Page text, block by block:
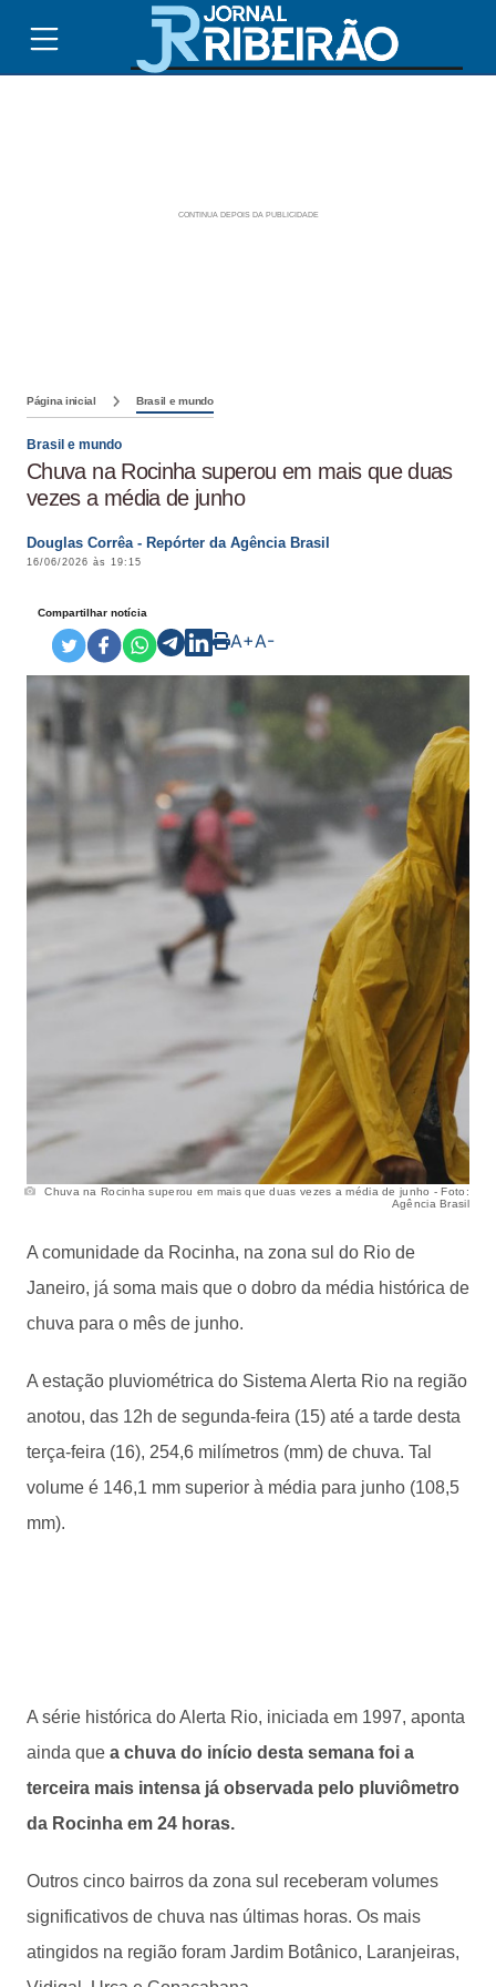
Página inicial Brasil e mundo
Brasil e mundo
Chuva na Rocinha superou em mais que duas
vezes a média de junho
Douglas Corrêa - Repórter da Agência Brasil
16/06/2026 às 19:15
Compartilhar notícia
A+A-
Chuva na Rocinha superou em mais que duas vezes a média de junho - Foto:
Agência Brasil
A comunidade da Rocinha, na zona sul do Rio de
Janeiro, já soma mais que o dobro da média histórica de
chuva para o mês de junho.
A estação pluviométrica do Sistema Alerta Rio na região
anotou, das 12h de segunda-feira (15) até a tarde desta
terça-feira (16), 254,6 milímetros (mm) de chuva. Tal
volume é 146,1 mm superior à média para junho (108,5
mm).
A série histórica do Alerta Rio, iniciada em 1997, aponta
ainda que a chuva do início desta semana foi a
terceira mais intensa já observada pelo pluviômetro
da Rocinha em 24 horas.
Outros cinco bairros da zona sul receberam volumes
significativos de chuva nas últimas horas. Os mais
atingidos na região foram Jardim Botânico, Laranjeiras,